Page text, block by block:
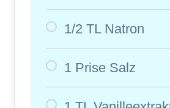
1/2 TL Natron
1 Prise Salz